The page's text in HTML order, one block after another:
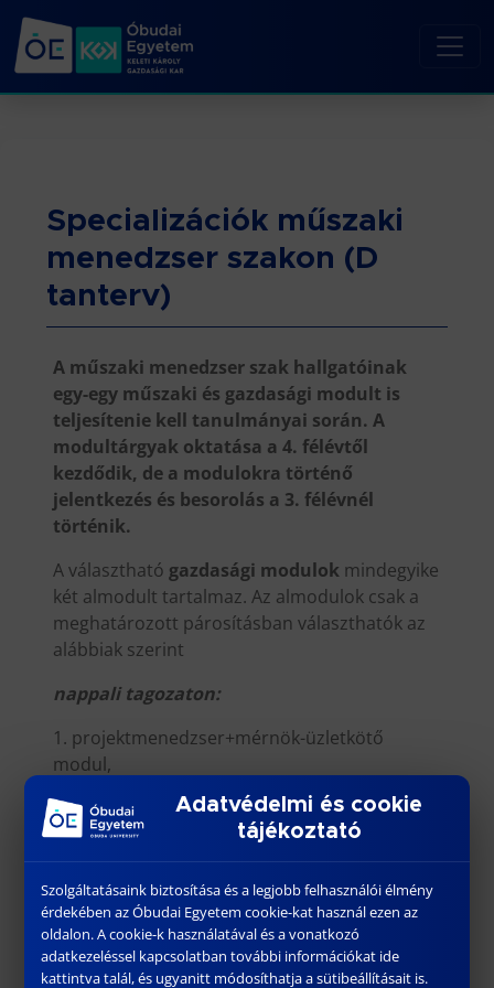
Specializációk műszaki
menedzser szakon (D
tanterv)
A műszaki menedzser szak hallgatóinak
egy-egy műszaki és gazdasági modult is
teljesítenie kell tanulmányai során. A
modultárgyak oktatása a 4. félévtől
kezdődik, de a modulokra történő
jelentkezés és besorolás a 3. félévnél
történik.
A választható gazdasági modulok mindegyike
két almodult tartalmaz. Az almodulok csak a
meghatározott párosításban választhatók az
alábbiak szerint
nappali tagozaton:
1. projektmenedzser+mérnök-üzletkötő
modul,
2. szervező+vállalkozásszervező modul,
3. vállalatirányítási+minőségmenedzsment
modul;
levelező tagozaton:
1. szervező+gépjármű szervező modul,
2. vállalatirányítási+minőségmenedzsment
modul
Adatvédelmi és cookie
tájékoztató
Szolgáltatásaink biztosítása és a legjobb felhasználói élmény
érdekében az Óbudai Egyetem cookie-kat használ ezen az
oldalon. A cookie-k használatával és a vonatkozó
adatkezeléssel kapcsolatban további információkat ide
kattintva talál, és ugyanitt módosíthatja a sütibeállításait is.